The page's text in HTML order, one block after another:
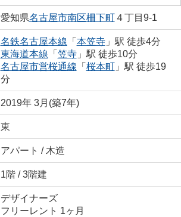
愛知県名古屋市南区柵下町４丁目9-1
名鉄名古屋本線 「 本笠寺」駅 徒歩4分
東海道本線 「 笠寺」駅 徒歩10分
名古屋市営桜通線 「 桜本町」駅 徒歩19
分
2019年 3月(築7年)
東
アパート / 木造
1階 / 3階建
デザイナーズ
フリーレント 1ヶ月